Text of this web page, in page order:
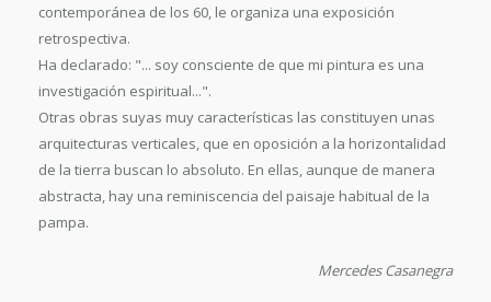
contemporánea de los 60, le organiza una exposición
retrospectiva.
Ha declarado: "... soy consciente de que mi pintura es una
investigación espiritual...".
Otras obras suyas muy características las constituyen unas
arquitecturas verticales, que en oposición a la horizontalidad
de la tierra buscan lo absoluto. En ellas, aunque de manera
abstracta, hay una reminiscencia del paisaje habitual de la
pampa.
Mercedes Casanegra